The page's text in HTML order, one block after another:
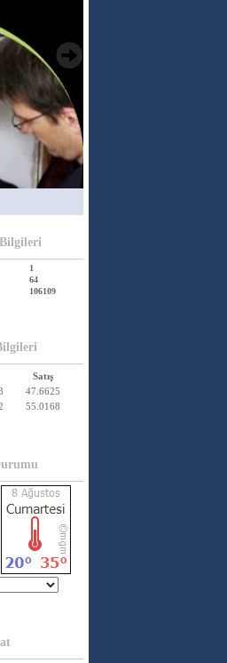
1
64
106109
Satış
47.6625
55.0168